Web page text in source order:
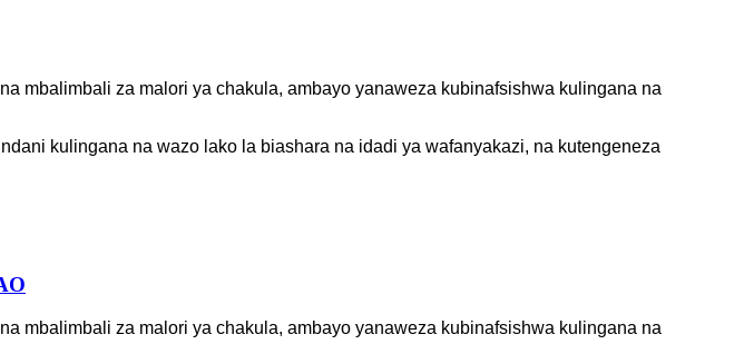
mbalimbali za malori ya chakula, ambayo yanaweza kubinafsishwa kulingana na
kulingana na wazo lako la biashara na idadi ya wafanyakazi, na kutengeneza
mbalimbali za malori ya chakula, ambayo yanaweza kubinafsishwa kulingana na